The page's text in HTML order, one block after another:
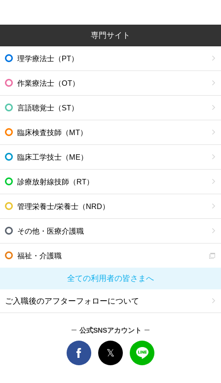
専門サイト
理学療法士（PT）
作業療法士（OT）
言語聴覚士（ST）
臨床検査技師（MT）
臨床工学技士（ME）
診療放射線技師（RT）
管理栄養士/栄養士（NRD）
その他・医療介護職
福祉・介護職
全ての利用者の皆さまへ
ご入職後のアフターフォローについて
公式SNSアカウント